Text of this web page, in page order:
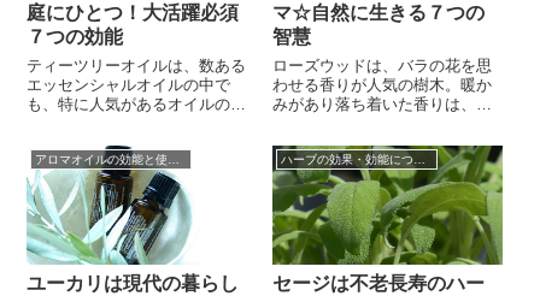
庭にひとつ！大活躍必須
７つの効能
ティーツリーオイルは、数ある
エッセンシャルオイルの中で
も、特に人気があるオイルのひ
リーンな香りがするエッセンシ
ャルオイルなのです。おもな産
地はオーストラリアやジンバブ
エで、1770年にオーストラリア
に上陸した英国の探検家で植物
研究家のジョセフ・バンクス
が、この木の葉をお茶の代わり
に淹れて飲ん...
マ☆自然に生きる７つの
智慧
ローズウッドは、バラの花を思
わせる香りが人気の樹木。暖か
みがあり落ち着いた香りは、と
ですが、現在ではローズウッド
のアロマオイルは入手困難な希
少アロマです。1920年代ころま
では、精油（アロマオイル）の
原料としてギアナで多く産出さ
れていましたが、精油の需要が
多くなり、ローズウッドが多く
自生して...
ユーカリは現代の暮らし
セージは不老長寿のハー